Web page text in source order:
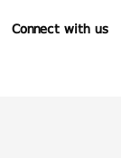
Connect with us